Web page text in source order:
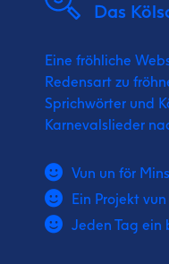
Das
Eine fröhliche
Redensart zu
Sprichwörter und
Karnevalslieder
Vun un för
Ein Projekt
Jeden Tag ein